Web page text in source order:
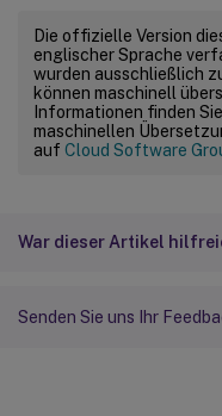
Die offizielle Version
englischer Sprache
wurden ausschließlich
können maschinell
Informationen finden
maschinellen
auf Cloud Software
War dieser Artikel
Senden Sie uns Ihr